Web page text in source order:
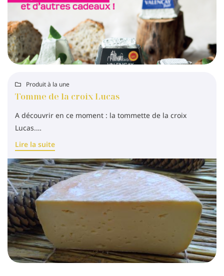
Rejoignez-
 Produit à la une
Tomme de la croix Lucas
A découvrir en ce moment : la tommette de la croix
Lucas.
Produit extrêmement moelleux en bouche, sa douceur
laisse place ensuite à de délicieux arômes de fromage
fermier.
Lire la suite